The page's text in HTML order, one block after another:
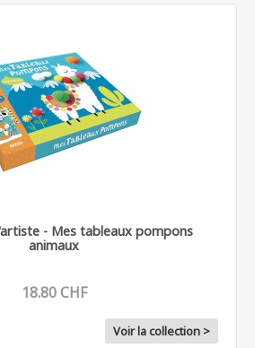
- Mes tableaux pompons
animaux
18.80 CHF
Voir la collection >